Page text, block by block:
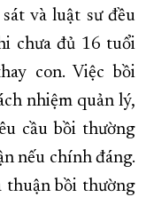
và luật sư đều
chưa đủ 16 tuổi
con. Việc bồi
nhiệm quản lý,
cầu bồi thường
nếu chính đáng.
thuận bồi thường